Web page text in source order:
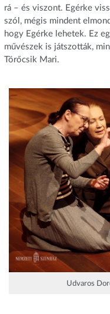
rá – és viszont. Egérke
szól, mégis mindent
hogy Egérke lehetek. Ez
művészek is játszották,
Törőcsik Mari.
Udvaros